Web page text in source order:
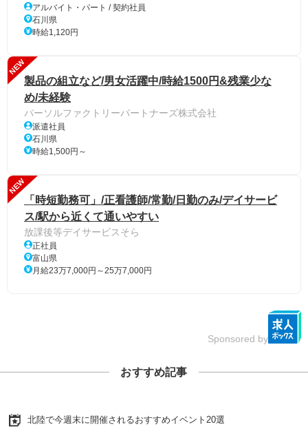
アルバイト・パート / 契約社員
石川県
時給1,120円
NEW
製品の組立など/男女活躍中/時給1500円&残業少な
め/未経験
パーソルファクトリーパートナーズ株式会社
派遣社員
石川県
時給1,500円～
NEW
「時短勤務可」/正看護師/常勤/日勤のみ/デイサービ
ス/駅から近くて通いやすい
放課後等デイサービスそら
正社員
富山県
月給23万7,000円～25万7,000円
Sponsored by
おすすめ記事
北陸で今週末に開催されるおすすめイベント20選